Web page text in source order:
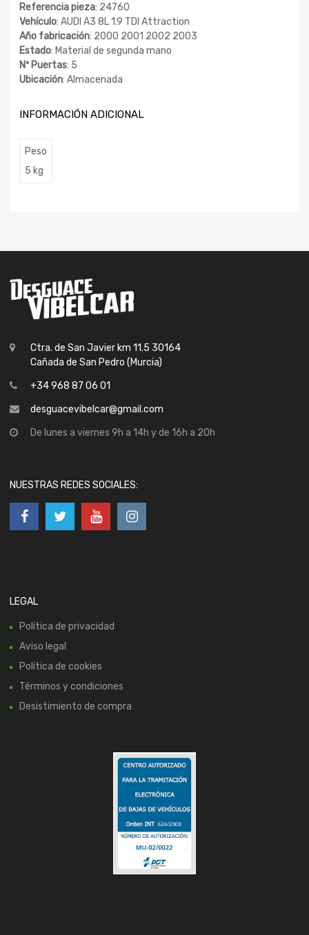
Referencia pieza: 24760
Vehículo: AUDI A3 8L 1.9 TDI Attraction
Año fabricación: 2000 2001 2002 2003
Estado: Material de segunda mano
Nº Puertas: 5
Ubicación: Almacenada
INFORMACIÓN ADICIONAL
Peso
5 kg
Ctra. de San Javier km 11.5 30164
Cañada de San Pedro (Murcia)
+34 968 87 06 01
desguacevibelcar@gmail.com
De lunes a viernes 9h a 14h y de 16h a 20h
NUESTRAS REDES SOCIALES:
LEGAL
Política de privacidad
Aviso legal
Política de cookies
Términos y condiciones
Desistimiento de compra